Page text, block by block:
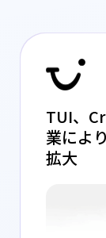
TUI、
業によ
拡大